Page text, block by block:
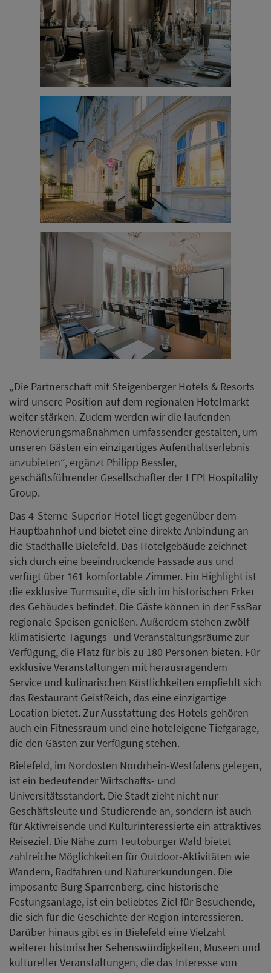
„Die Partnerschaft mit Steigenberger Hotels & Resorts
wird unsere Position auf dem regionalen Hotelmarkt
weiter stärken. Zudem werden wir die laufenden
Renovierungsmaßnahmen umfassender gestalten, um
unseren Gästen ein einzigartiges Aufenthaltserlebnis
anzubieten“, ergänzt Philipp Bessler,
geschäftsführender Gesellschafter der LFPI Hospitality
Group.
Das 4-Sterne-Superior-Hotel liegt gegenüber dem
Hauptbahnhof und bietet eine direkte Anbindung an
die Stadthalle Bielefeld. Das Hotelgebäude zeichnet
sich durch eine beeindruckende Fassade aus und
verfügt über 161 komfortable Zimmer. Ein Highlight ist
die exklusive Turmsuite, die sich im historischen Erker
des Gebäudes befindet. Die Gäste können in der EssBar
regionale Speisen genießen. Außerdem stehen zwölf
klimatisierte Tagungs- und Veranstaltungsräume zur
Verfügung, die Platz für bis zu 180 Personen bieten. Für
exklusive Veranstaltungen mit herausragendem
Service und kulinarischen Köstlichkeiten empfiehlt sich
das Restaurant GeistReich, das eine einzigartige
Location bietet. Zur Ausstattung des Hotels gehören
auch ein Fitnessraum und eine hoteleigene Tiefgarage,
die den Gästen zur Verfügung stehen.
Bielefeld, im Nordosten Nordrhein-Westfalens gelegen,
ist ein bedeutender Wirtschafts- und
Universitätsstandort. Die Stadt zieht nicht nur
Geschäftsleute und Studierende an, sondern ist auch
für Aktivreisende und Kulturinteressierte ein attraktives
Reiseziel. Die Nähe zum Teutoburger Wald bietet
zahlreiche Möglichkeiten für Outdoor-Aktivitäten wie
Wandern, Radfahren und Naturerkundungen. Die
imposante Burg Sparrenberg, eine historische
Festungsanlage, ist ein beliebtes Ziel für Besuchende,
die sich für die Geschichte der Region interessieren.
Darüber hinaus gibt es in Bielefeld eine Vielzahl
weiterer historischer Sehenswürdigkeiten, Museen und
kultureller Veranstaltungen, die das Interesse von